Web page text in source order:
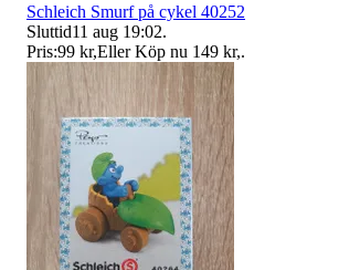
Schleich Smurf på cykel 40252
Sluttid11 aug 19:02.
Pris:99 kr,Eller Köp nu 149 kr,.